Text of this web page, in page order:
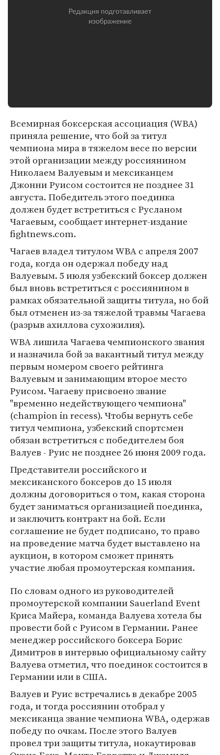
Всемирная боксерская ассоциация (WBA)
приняла решение, что бой за титул
чемпиона мира в тяжелом весе по версии
этой организации между россиянином
Николаем Валуевым и мексиканцем
Джонни Руисом состоится не позднее 31
августа. Победитель этого поединка
должен будет встретиться с Русланом
Чагаевым, сообщает интернет-издание
fightnews.com.
Чагаев владел титулом WBA с апреля 2007
года, когда он одержал победу над
Валуевым. 5 июля узбекский боксер должен
был вновь встретиться с россиянином в
рамках обязательной защиты титула, но бой
был отменен из-за тяжелой травмы Чагаева
(разрыв ахиллова сухожилия).
WBA лишила Чагаева чемпионского звания
и назначила бой за вакантный титул между
первым номером своего рейтинга
Валуевым и занимающим второе место
Руисом. Чагаеву присвоено звание
"временно недействующего чемпиона"
(champion in recess). Чтобы вернуть себе
титул чемпиона, узбекский спортсмен
обязан встретиться с победителем боя
Валуев - Руис не позднее 26 июня 2009 года.
Представители российского и
мексиканского боксеров до 15 июля
должны договориться о том, какая сторона
будет заниматься организацией поединка,
и заключить контракт на бой. Если
соглашение не будет подписано, то право
на проведение матча будет выставлено на
аукцион, в котором сможет принять
участие любая промоутерская компания.
По словам одного из руководителей
промоутерской компании Sauerland Event
Криса Майера, команда Валуева хотела бы
провести бой с Руисом в Германии. Ранее
менеджер российского боксера Борис
Димитров в интервью официальному сайту
Валуева отметил, что поединок состоится в
Германии или в США.
Валуев и Руис встречались в декабре 2005
года, и тогда россиянин отобрал у
мексиканца звание чемпиона WBA, одержав
победу по очкам. После этого Валуев
провел три защиты титула, нокаутировав